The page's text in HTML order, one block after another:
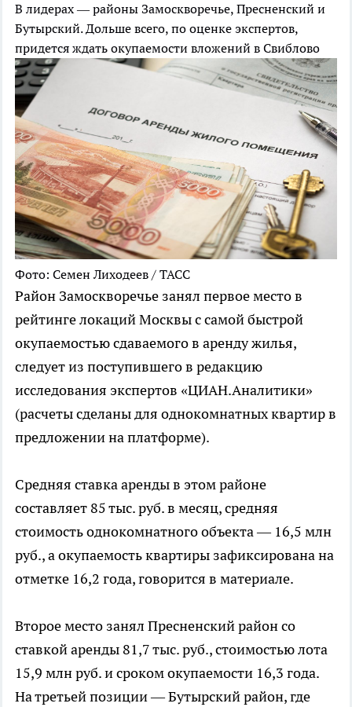
В лидерах — районы Замоскворечье, Пресненский и
Бутырский. Дольше всего, по оценке экспертов,
придется ждать окупаемости вложений в Свиблово
Фото: Семен Лиходеев / ТАСС
Район Замоскворечье занял первое место в
рейтинге локаций Москвы с самой быстрой
окупаемостью сдаваемого в аренду жилья,
следует из поступившего в редакцию
исследования экспертов «ЦИАН.Аналитики»
(расчеты сделаны для однокомнатных квартир в
предложении на платформе).
Средняя ставка аренды в этом районе
составляет 85 тыс. руб. в месяц, средняя
стоимость однокомнатного объекта — 16,5 млн
руб., а окупаемость квартиры зафиксирована на
отметке 16,2 года, говорится в материале.
Второе место занял Пресненский район со
ставкой аренды 81,7 тыс. руб., стоимостью лота
15,9 млн руб. и сроком окупаемости 16,3 года.
На третьей позиции — Бутырский район, где